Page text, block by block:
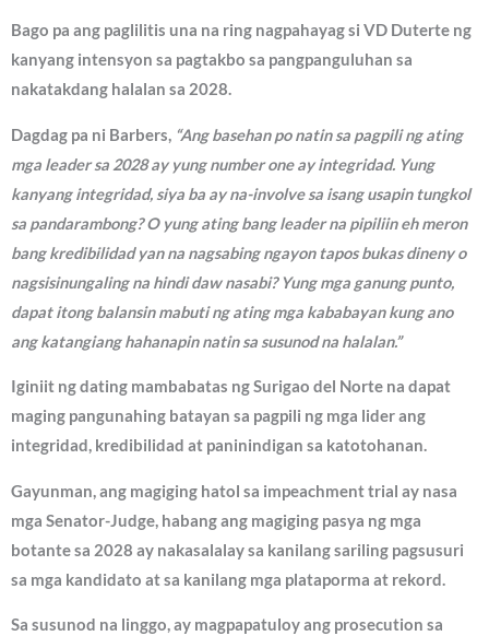
Bago pa ang paglilitis una na ring nagpahayag si VD Duterte ng
kanyang intensyon sa pagtakbo sa pangpanguluhan sa
nakatakdang halalan sa 2028.
Dagdag pa ni Barbers, “Ang basehan po natin sa pagpili ng ating
mga leader sa 2028 ay yung number one ay integridad. Yung
kanyang integridad, siya ba ay na-involve sa isang usapin tungkol
sa pandarambong? O yung ating bang leader na pipiliin eh meron
bang kredibilidad yan na nagsabing ngayon tapos bukas dineny o
nagsisinungaling na hindi daw nasabi? Yung mga ganung punto,
dapat itong balansin mabuti ng ating mga kababayan kung ano
ang katangiang hahanapin natin sa susunod na halalan.”
Iginiit ng dating mambabatas ng Surigao del Norte na dapat
maging pangunahing batayan sa pagpili ng mga lider ang
integridad, kredibilidad at paninindigan sa katotohanan.
Gayunman, ang magiging hatol sa impeachment trial ay nasa
mga Senator-Judge, habang ang magiging pasya ng mga
botante sa 2028 ay nakasalalay sa kanilang sariling pagsusuri
sa mga kandidato at sa kanilang mga plataporma at rekord.
Sa susunod na linggo, ay magpapatuloy ang prosecution sa